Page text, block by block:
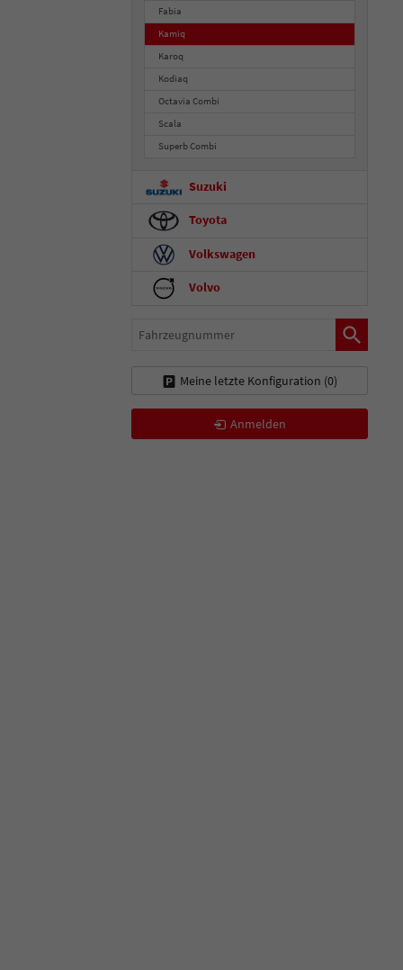
Fabia
Kamiq
Karoq
Kodiaq
Octavia Combi
Scala
Superb Combi
Suzuki
Toyota
Volkswagen
Volvo
Fahrzeugnummer
Meine letzte Konfiguration (0)
Anmelden